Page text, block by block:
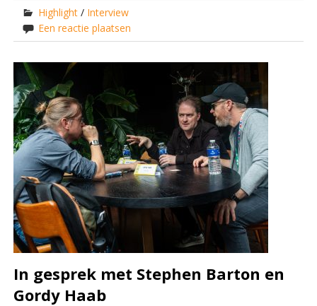
Highlight / Interview
Een reactie plaatsen
In gesprek met Stephen Barton en
Gordy Haab